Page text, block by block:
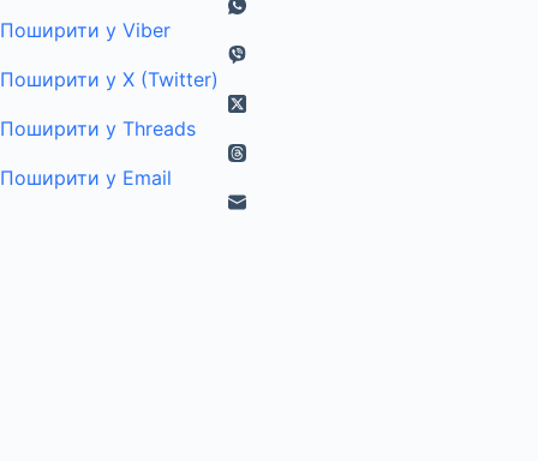
Поширити у Viber
Поширити у X (Twitter)
Поширити у Threads
Поширити у Email